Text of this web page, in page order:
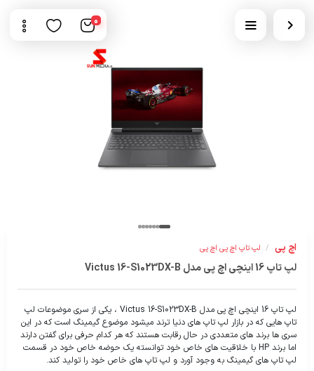
0
اچ پی / لپ تاپ اچ پی اچ پی
لپ تاپ 16 اینچی اچ پی مدل Victus 16-S1023DX-B
لپ تاپ 16 اینچی اچ پی مدل Victus 16-S1023DX-B ، یکی از سری موضوعات لپ
تاپ هایی که در بازار لپ تاپ های دنیا ترند میشود موضوع گیمینگ است که در این
سری ها برند های متعددی در حال رقابت هستند که هر کدام حرفی برای گفتن دارند
اما برند HP با خلاقیت های خاص خود توانسته یک حوضه خاص خود در قسمت
لپ تاپ های گیمینگ به وجود آورد و لپ تاپ های خاص خود را تولید کند.